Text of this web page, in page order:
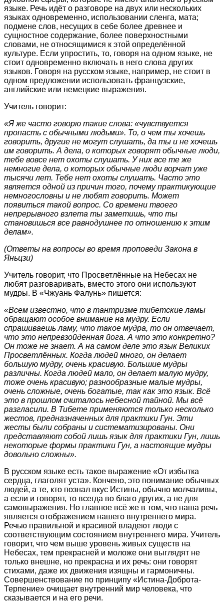
языке. Речь идёт о разговоре на двух или нескольких
языках одновременно, использовании сленга, мата;
подмене слов, несущих в себе более древнее и
сущностное содержание, более поверхностными
словами, не относящимися к этой определённой
культуре. Если упростить, то, говоря на одном языке, не
стоит одновременно включать в него слова других
языков. Говоря на русском языке, например, не стоит в
одном предложении использовать французские,
английские или немецкие выражения.
Учитель говорит:
«Я же часто говорю такие слова: «чувствуется
пропасть с обычными людьми». То, о чем ты хочешь
говорить, другие не могут слушать, да ты и не хочешь
им говорить. А дела, о которых говорят обычные люди,
тебе вовсе нет охоты слушать. У них все те же
немногие дела, о которых обычные люди ворчат уже
тысячи лет. Тебе нет охоты слушать. Часто это
является одной из причин того, почему практикующие
немногословны и не любят говорить. Может
появиться такой вопрос. Со времени твоего
непрерывного взлета ты заметишь, что ты
становишься все равнодушнее по отношению к этим
делам».
(Ответы на вопросы во время проповеди Закона в
Яньцзи)
Учитель говорит, что Просветлённые на Небесах не
любят разговаривать, вместо этого они используют
мудры. В «Чжуань Фалунь» пишется:
«Всем известно, что в тантризме тибетские ламы
обращают особое внимание на мудру. Если
спрашиваешь ламу, что такое мудра, то он отвечает,
что это непревзойденная йога. А что это конкретно?
Он тоже не знает. А на самом деле это язык Великих
Просветлённых. Когда людей много, он делает
большую мудру, очень красивую. Большие мудры
различны. Когда людей мало, он делает малую мудру,
тоже очень красивую; разнообразные малые мудры,
очень сложные, очень богатые, так как это язык. Всё
это в прошлом считалось небесной тайной. Мы всё
разгласили. В Тибете применяются только несколько
жестов, предназначенных для практики Гун. Эти
жесты были собраны и систематизированы. Они
представляют собой лишь язык для практики Гун, лишь
некоторые формы практики Гун, а настоящие мудры
довольно сложны».
В русском языке есть такое выражение «От избытка
сердца, глаголят уста». Кончено, это понимание обычных
людей, а те, кто познал вкус Истины, обычно молчаливы,
а если и говорят, то всегда во благо других, а не для
самовыражения. Но главное всё же в том, что наша речь
является отображением нашего внутреннего мира.
Речью правильной и красивой владеют люди с
соответствующим состоянием внутреннего мира. Учитель
говорит, что чем выше уровень живых существ на
Небесах, тем прекрасней и моложе они выглядят не
только внешне, но прекрасна и их речь: они говорят
стихами, даже их движения изящны и гармоничны.
Совершенствование по принципу «Истина-Доброта-
Терпение» очищает внутренний мир человека, что
сказывается и на его речи.